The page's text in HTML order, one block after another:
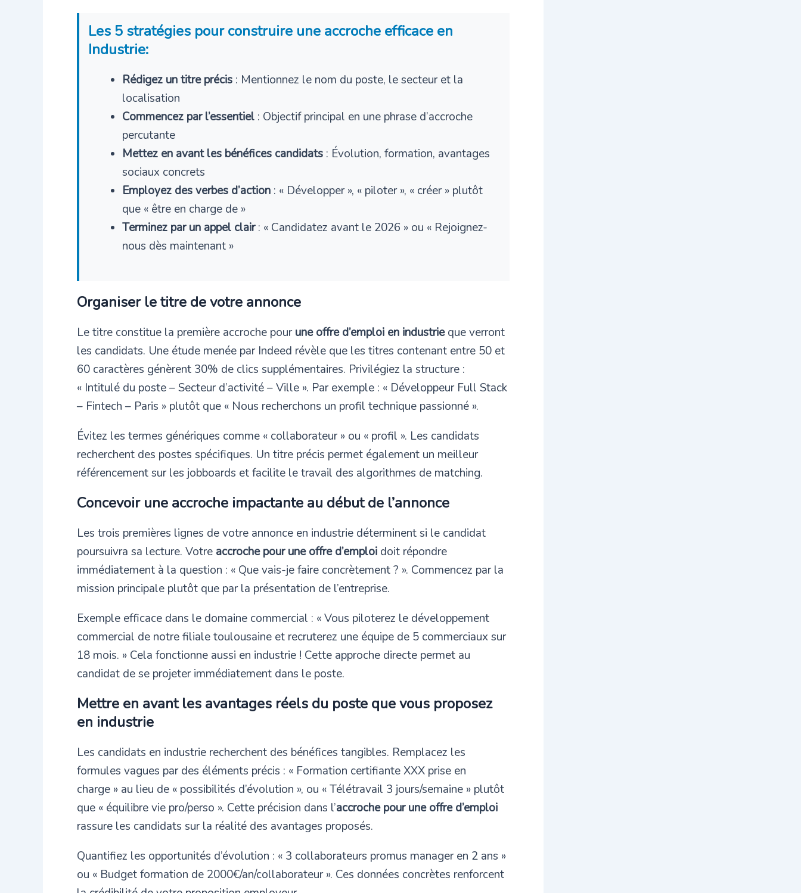
Les 5 stratégies pour construire une accroche efficace en
Industrie:
Rédigez un titre précis : Mentionnez le nom du poste, le secteur et la
localisation
Commencez par l’essentiel : Objectif principal en une phrase d’accroche
percutante
Mettez en avant les bénéfices candidats : Évolution, formation, avantages
sociaux concrets
Employez des verbes d’action : « Développer », « piloter », « créer » plutôt
que « être en charge de »
Terminez par un appel clair: « Candidatez avant le 2026 » ou « Rejoignez-
nous dès maintenant »
Organiser le titre de votre annonce
Le titre constitue la première accroche pourune offre d’emploi en industrieque verront
les candidats. Une étude menée par Indeed révèle que les titres contenant entre 50 et
60 caractères génèrent 30% de clics supplémentaires. Privilégiez la structure :
« Intitulé du poste – Secteur d’activité – Ville ». Par exemple : « Développeur Full Stack
– Fintech – Paris » plutôt que « Nous recherchons un profil technique passionné ».
Évitez les termes génériques comme « collaborateur » ou « profil ». Les candidats
recherchent des postes spécifiques. Un titre précis permet également un meilleur
référencement sur les jobboards et facilite le travail des algorithmes de matching.
Concevoir une accroche impactante au début de l’annonce
Les trois premières lignes de votre annonce en industrie déterminent si le candidat
poursuivra sa lecture. Votre accroche pour une offre d’emploi doit répondre
immédiatement à la question : « Que vais-je faire concrètement ? ». Commencez par la
mission principale plutôt que par la présentation de l’entreprise.
Exemple efficace dans le domaine commercial : « Vous piloterez le développement
commercial de notre filiale toulousaine et recruterez une équipe de 5 commerciaux sur
18 mois. » Cela fonctionne aussi en industrie ! Cette approche directe permet au
candidat de se projeter immédiatement dans le poste.
Mettre en avant les avantages réels du poste que vous proposez
en industrie
Les candidats en industrie recherchent des bénéfices tangibles. Remplacez les
formules vagues par des éléments précis : « Formation certifiante XXX prise en
charge » au lieu de « possibilités d’évolution », ou « Télétravail 3 jours/semaine » plutôt
que « équilibre vie pro/perso ». Cette précision dans l’accroche pour une offre d’emploi
rassure les candidats sur la réalité des avantages proposés.
Quantifiez les opportunités d’évolution : « 3 collaborateurs promus manager en 2 ans »
ou « Budget formation de 2000€/an/collaborateur ». Ces données concrètes renforcent